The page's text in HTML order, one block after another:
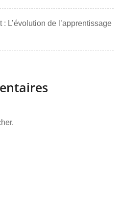
L’évolution de l’apprentissage